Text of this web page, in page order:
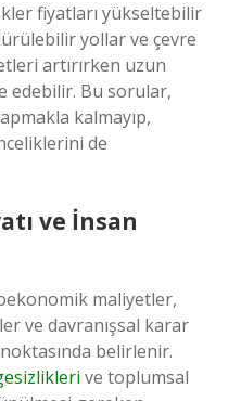
fiyatları yükseltebilir
yollar ve çevre
artırırken uzun
edebilir. Bu sorular,
kalmayıp,
de
ve İnsan
maliyetler,
ve davranışsal karar
belirlenir.
ve toplumsal